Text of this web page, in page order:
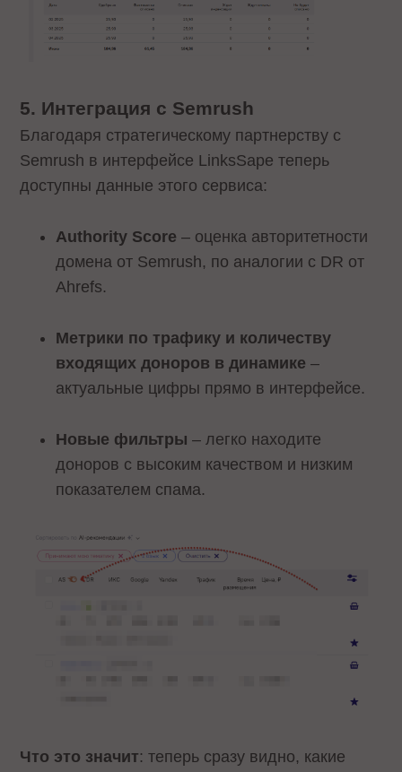
5. Интеграция с Semrush
Благодаря стратегическому партнерству с
Semrush в интерфейсе LinksSape теперь
доступны данные этого сервиса:
Authority Score– оценка авторитетности
домена от Semrush, по аналогии с DR от
Ahrefs.
Метрики по трафику и количеству
входящих доноров в динамике –
актуальные цифры прямо в интерфейсе.
Новые фильтры – легко находите
доноров с высоким качеством и низким
показателем спама.
Что это значит: теперь сразу видно, какие